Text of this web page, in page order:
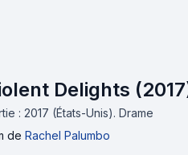
Delights
: 2017 (États-Unis). Drame
de Rachel Palumbo